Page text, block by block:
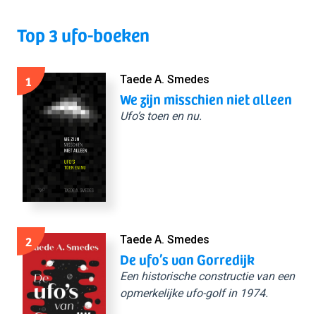
Top 3 ufo-boeken
1 Taede A. Smedes
We zijn misschien niet alleen
Ufo’s toen en nu.
2 Taede A. Smedes
De ufo’s van Gorredijk
Een historische constructie van een
opmerkelijke ufo-golf in 1974.